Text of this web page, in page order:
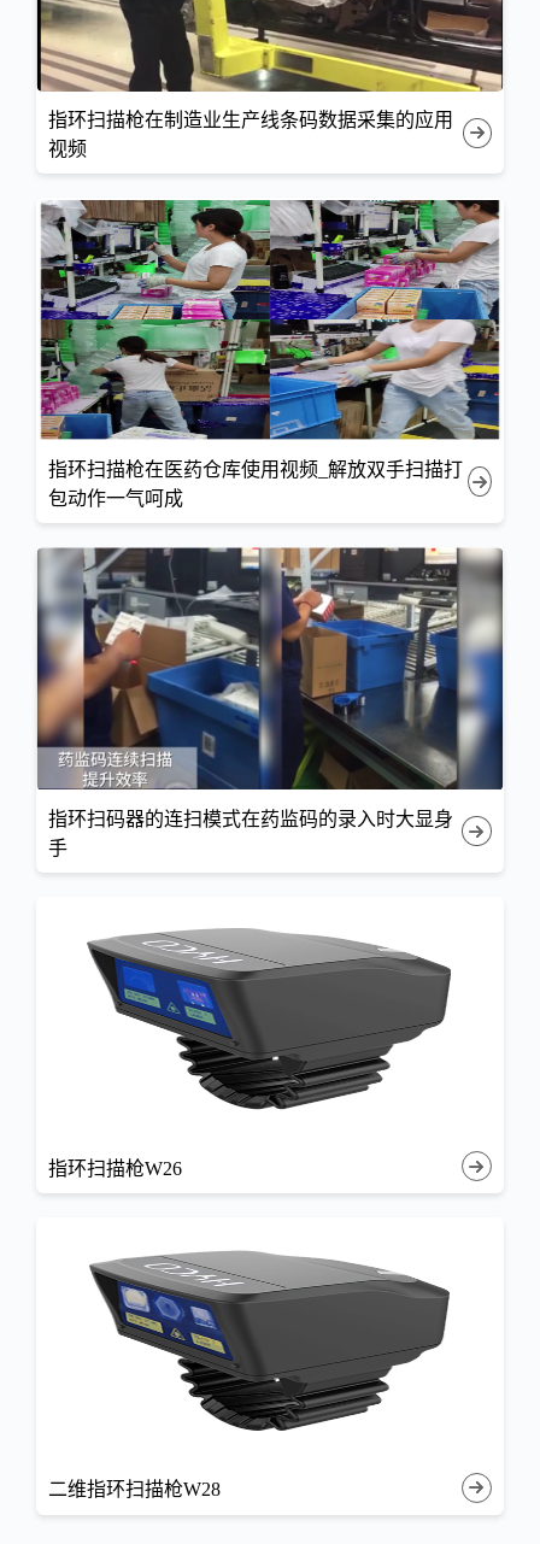
指环扫描枪在制造业生产线条码数据采集的应用
视频
指环扫描枪在医药仓库使用视频_解放双手扫描打
包动作一气呵成
指环扫码器的连扫模式在药监码的录入时大显身
手
指环扫描枪W26
二维指环扫描枪W28